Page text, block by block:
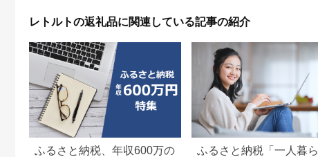
県
酒のおつまみ お弁当
保存食 非常食 アウト
レトルトの返礼品に関連している記事の紹介
ふるさと納税、年収600万の
ふるさと納税「一人暮ら